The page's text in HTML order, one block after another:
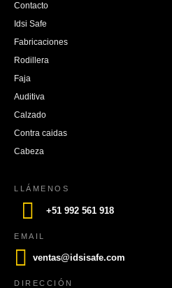
Contacto
Idsi Safe
Fabricaciones
Rodillera
Faja
Auditiva
Calzado
Contra caidas
Cabeza
LLÁMENOS
+51 992 561 918
EMAIL
ventas@idsisafe.com
DIRECCIÓN